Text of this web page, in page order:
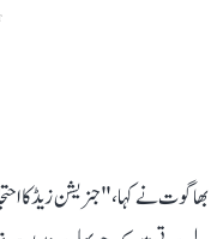
بھاگوت نے کہا، " جنریشن زیڈ کا